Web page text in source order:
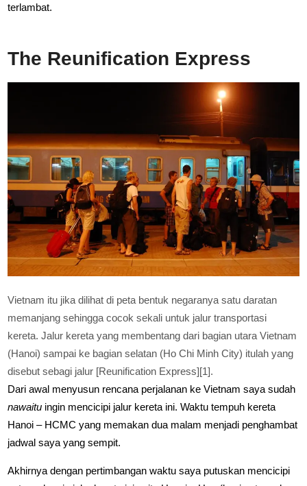
terlambat.
The Reunification Express
Vietnam itu jika dilihat di peta bentuk negaranya satu daratan
memanjang sehingga cocok sekali untuk jalur transportasi
kereta. Jalur kereta yang membentang dari bagian utara Vietnam
(Hanoi) sampai ke bagian selatan (Ho Chi Minh City) itulah yang
disebut sebagi jalur [Reunification Express][1].
Dari awal menyusun rencana perjalanan ke Vietnam saya sudah
nawaitu ingin mencicipi jalur kereta ini. Waktu tempuh kereta
Hanoi – HCMC yang memakan dua malam menjadi penghambat
jadwal saya yang sempit.
Akhirnya dengan pertimbangan waktu saya putuskan mencicipi